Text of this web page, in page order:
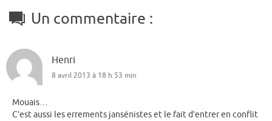
Un commentaire :
Henri
8 avril 2013 à 18 h 53 min
Mouais…
C’est aussi les errements jansénistes et le fait d’entrer en conflit